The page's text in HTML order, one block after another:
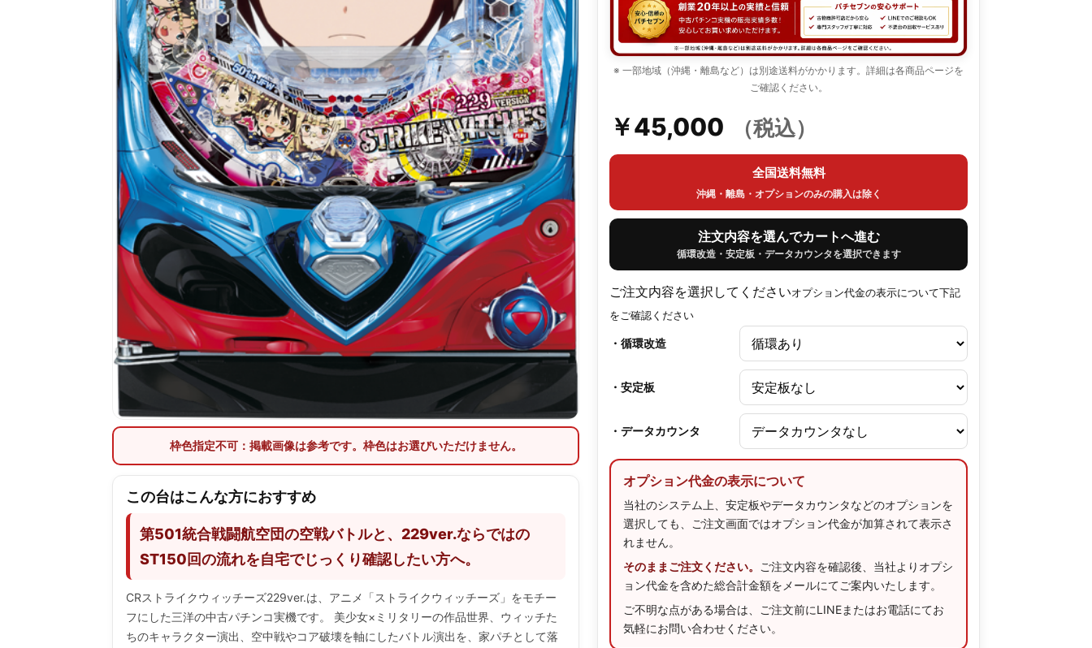
枠色指定不可：掲載画像は参考です。枠色はお選びいただけません。
この台はこんな方におすすめ
第501統合戦闘航空団の空戦バトルと、229ver.ならではの
ST150回の流れを自宅でじっくり確認したい方へ。
CRストライクウィッチーズ229ver.は、アニメ「ストライクウィッチーズ」をモチー
フにした三洋の中古パチンコ実機です。 美少女×ミリタリーの作品世界、ウィッチた
ちのキャラクター演出、空中戦やコア破壊を軸にしたバトル演出を、家パチとして落
※ 一部地域（沖縄・離島など）は別途送料がかかります。詳細は各商品ページを
ご確認ください。
￥45,000 （税込）
全国送料無料
沖縄・離島・オプションのみの購入は除く
注文内容を選んでカートへ進む
循環改造・安定板・データカウンタを選択できます
ご注文内容を選択してくださいオプション代金の表示について下記
をご確認ください
・循環改造
・安定板
・データカウンタ
オプション代金の表示について
当社のシステム上、安定板やデータカウンタなどのオプションを
選択しても、ご注文画面ではオプション代金が加算されて表示さ
れません。
そのままご注文ください。
ご注文内容を確認後、当社よりオプシ
ョン代金を含めた総合計金額をメールにてご案内いたします。
ご不明な点がある場合は、ご注文前にLINEまたはお電話にてお
気軽にお問い合わせください。